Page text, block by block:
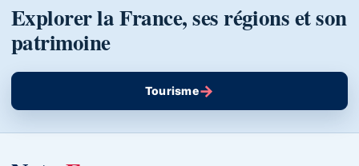
Explorer la France, ses régions et son
patrimoine
Tourisme→